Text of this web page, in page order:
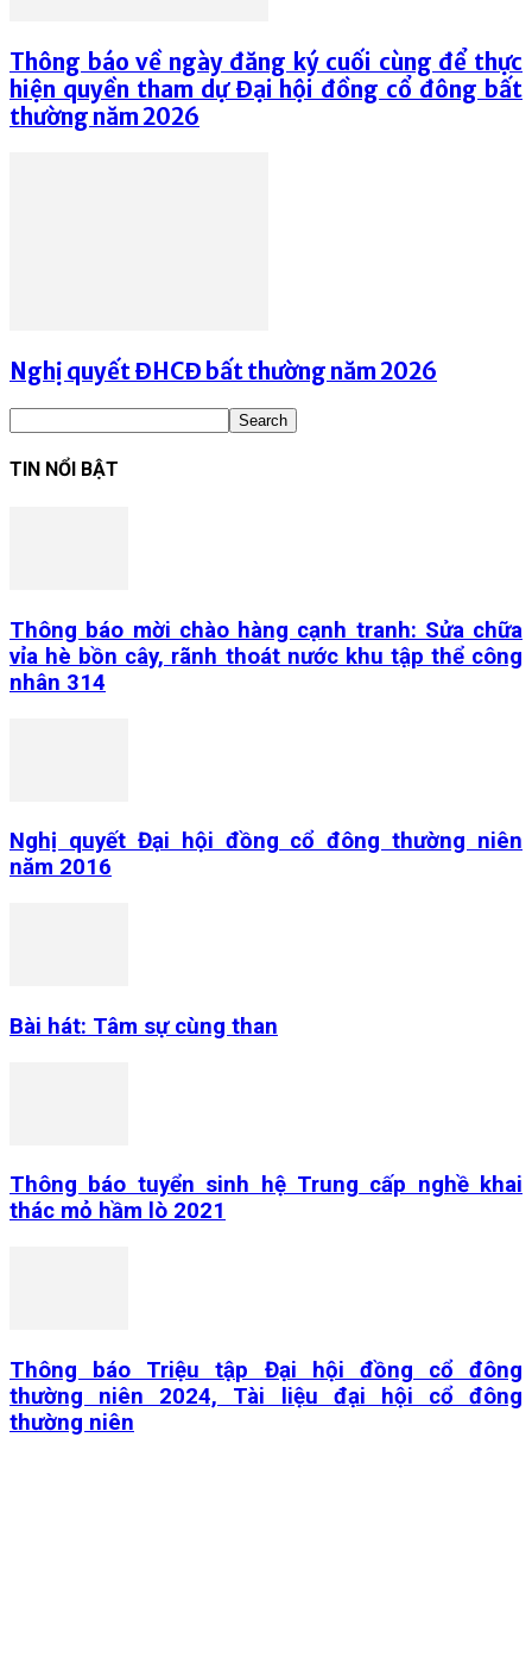
Thông báo về ngày đăng ký cuối cùng để thực
hiện quyền tham dự Đại hội đồng cổ đông bất
thường năm 2026
Nghị quyết ĐHCĐ bất thường năm 2026
TIN NỔI BẬT
Thông báo mời chào hàng cạnh tranh: Sửa chữa
vỉa hè bồn cây, rãnh thoát nước khu tập thể công
nhân 314
Nghị quyết Đại hội đồng cổ đông thường niên
năm 2016
Bài hát: Tâm sự cùng than
Thông báo tuyển sinh hệ Trung cấp nghề khai
thác mỏ hầm lò 2021
Thông báo Triệu tập Đại hội đồng cổ đông
thường niên 2024, Tài liệu đại hội cổ đông
thường niên